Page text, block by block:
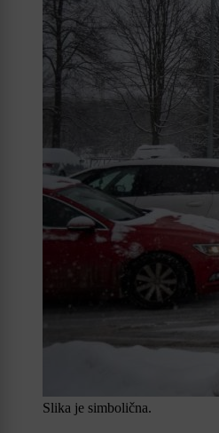
Slika je simbolična.